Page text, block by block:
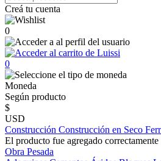
Creá tu cuenta
0
0
Moneda
Según producto
$
USD
Construcción Construcción en Seco
El producto fue agregado correctamente
Obra Pesada